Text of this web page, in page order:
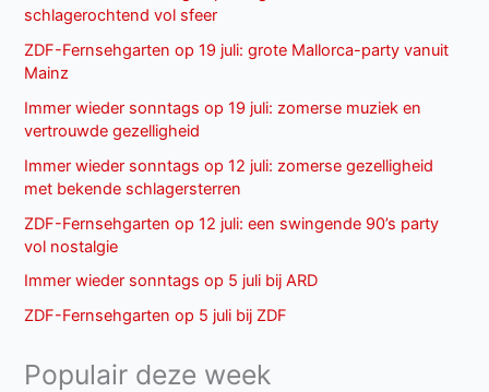
schlagerochtend vol sfeer
ZDF-Fernsehgarten op 19 juli: grote Mallorca-party vanuit
Mainz
Immer wieder sonntags op 19 juli: zomerse muziek en
vertrouwde gezelligheid
Immer wieder sonntags op 12 juli: zomerse gezelligheid
met bekende schlagersterren
ZDF-Fernsehgarten op 12 juli: een swingende 90’s party
vol nostalgie
Immer wieder sonntags op 5 juli bij ARD
ZDF-Fernsehgarten op 5 juli bij ZDF
Populair deze week